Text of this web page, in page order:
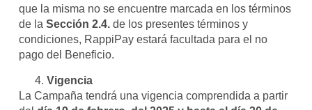
que la misma no se encuentre marcada en los términos
de la Sección 2.4.de los presentes términos y
condiciones, RappiPay estará facultada para el no
pago del Beneficio.
Vigencia
La Campaña tendrá una vigencia comprendida a partir